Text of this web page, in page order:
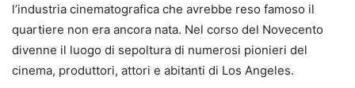
l’industria cinematografica che avrebbe reso famoso il
quartiere non era ancora nata. Nel corso del Novecento
divenne il luogo di sepoltura di numerosi pionieri del
cinema, produttori, attori e abitanti di Los Angeles.